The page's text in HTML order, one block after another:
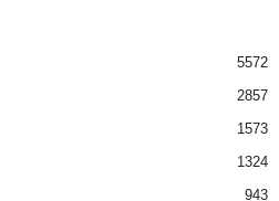
5572
2857
1573
1324
943